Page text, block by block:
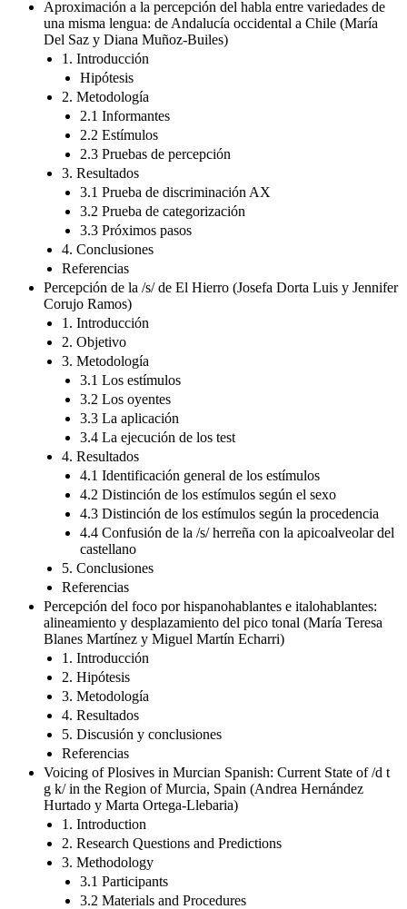
Aproximación a la percepción del habla entre variedades de
una misma lengua: de Andalucía occidental a Chile (María
Del Saz y Diana Muñoz-Builes)
1. Introducción
Hipótesis
2. Metodología
2.1 Informantes
2.2 Estímulos
2.3 Pruebas de percepción
3. Resultados
3.1 Prueba de discriminación AX
3.2 Prueba de categorización
3.3 Próximos pasos
4. Conclusiones
Referencias
Percepción de la /s/ de El Hierro (Josefa Dorta Luis y Jennifer
Corujo Ramos)
1. Introducción
2. Objetivo
3. Metodología
3.1 Los estímulos
3.2 Los oyentes
3.3 La aplicación
3.4 La ejecución de los test
4. Resultados
4.1 Identificación general de los estímulos
4.2 Distinción de los estímulos según el sexo
4.3 Distinción de los estímulos según la procedencia
4.4 Confusión de la /s/ herreña con la apicoalveolar del
castellano
5. Conclusiones
Referencias
Percepción del foco por hispanohablantes e italohablantes:
alineamiento y desplazamiento del pico tonal (María Teresa
Blanes Martínez y Miguel Martín Echarri)
1. Introducción
2. Hipótesis
3. Metodología
4. Resultados
5. Discusión y conclusiones
Referencias
Voicing of Plosives in Murcian Spanish: Current State of /d t
g k/ in the Region of Murcia, Spain (Andrea Hernández
Hurtado y Marta Ortega-Llebaria)
1. Introduction
2. Research Questions and Predictions
3. Methodology
3.1 Participants
3.2 Materials and Procedures